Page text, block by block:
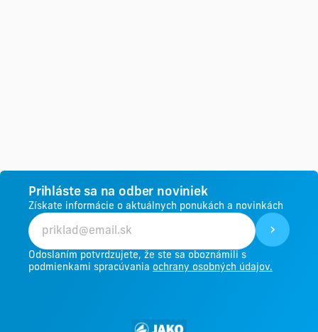
Prihláste sa na odber noviniek
Získate informácie o aktuálnych ponukách a novinkách
Odoslaním potvrdzujete, že ste sa oboznámili s
podmienkami spracúvania ochrany osobných údajov.